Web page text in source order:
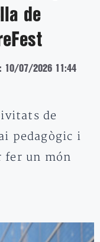
de
10/07/2026 11:44
de
pedagògic i
fer un món